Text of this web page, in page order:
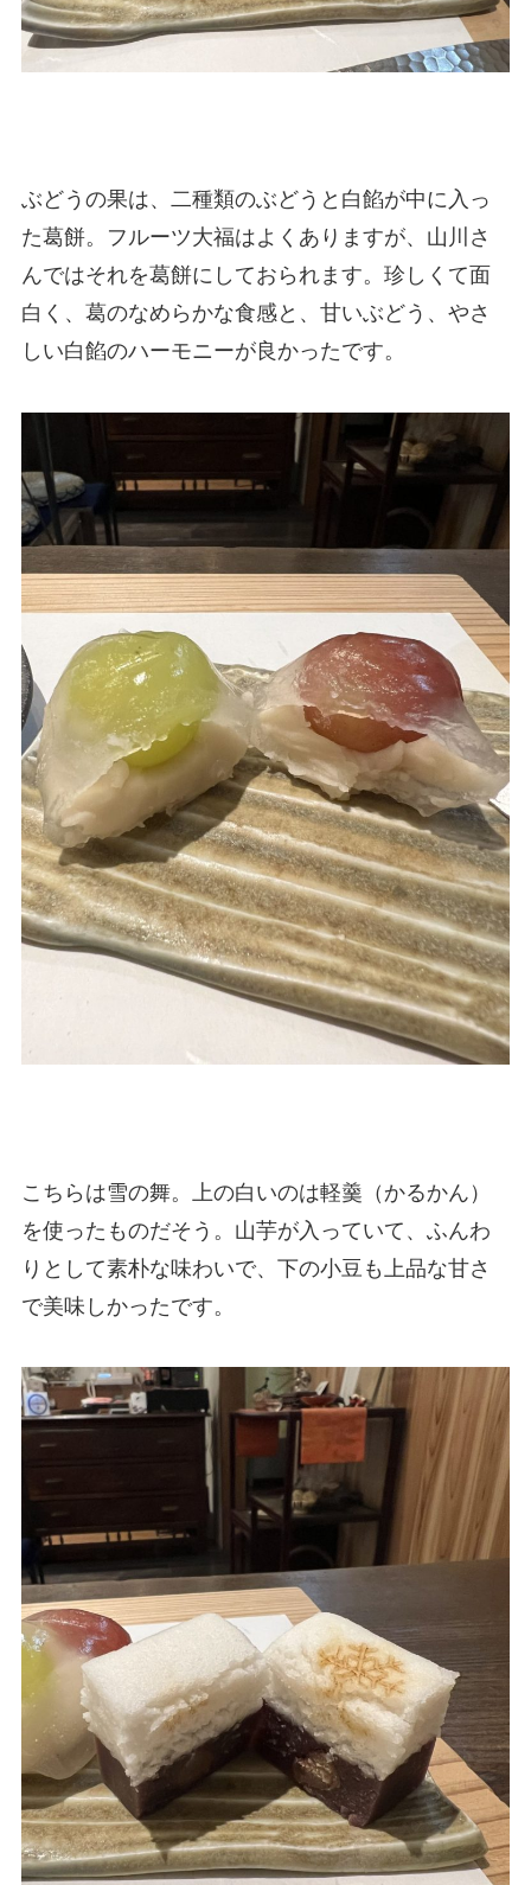
ぶどうの果は、二種類のぶどうと白餡が中に入っ
た葛餅。フルーツ大福はよくありますが、山川さ
んではそれを葛餅にしておられます。珍しくて面
白く、葛のなめらかな食感と、甘いぶどう、やさ
しい白餡のハーモニーが良かったです。
こちらは雪の舞。上の白いのは軽羹（かるかん）
を使ったものだそう。山芋が入っていて、ふんわ
りとして素朴な味わいで、下の小豆も上品な甘さ
で美味しかったです。